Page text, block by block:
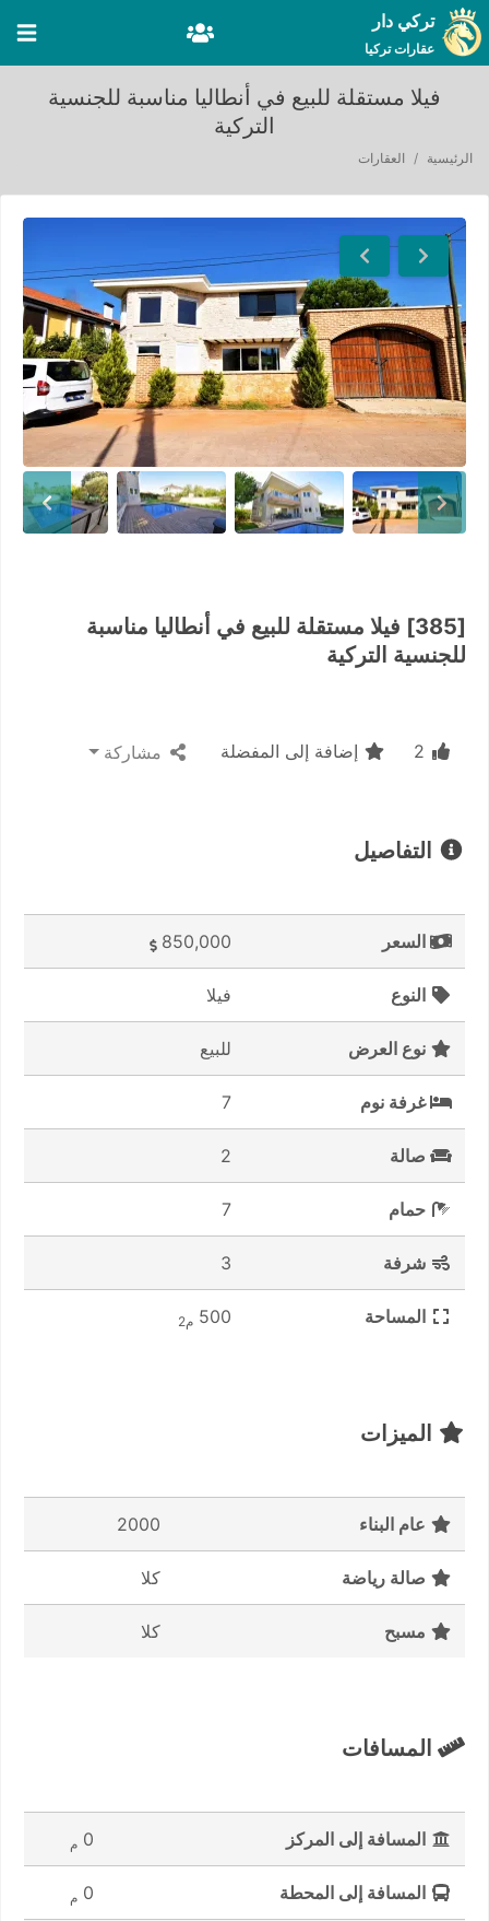
تركي دار
عقارات تركيا
فيلا مستقلة للبيع في أنطاليا مناسبة للجنسية
التركية
الرئيسية العقارات
Previous
Next
[385] فيلا مستقلة للبيع في أنطاليا مناسبة
للجنسية التركية
إضافة إلى المفضلة مشاركة
التفاصيل
السعر 850,000
النوع فيلا
نوع العرض للبيع
غرفة نوم 7
صالة 2
حمام 7
شرفة 3
المساحة 500 م2
الميزات
عام البناء 2000
صالة رياضة كلا
مسبح كلا
المسافات
المسافة إلى المركز 0 م
المسافة إلى المحطة 0 م